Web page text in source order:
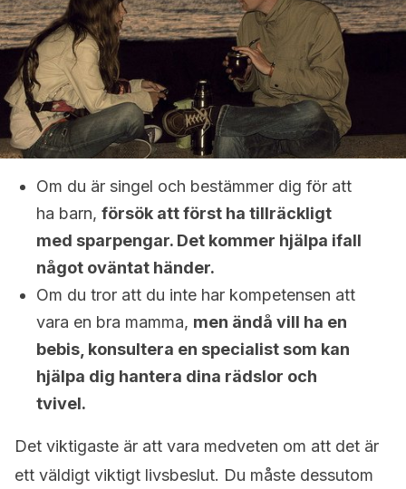
Om du är singel och bestämmer dig för att
ha barn, försök att först ha tillräckligt
med sparpengar. Det kommer hjälpa ifall
något oväntat händer.
Om du tror att du inte har kompetensen att
vara en bra mamma, men ändå vill ha en
bebis, konsultera en specialist som kan
hjälpa dig hantera dina rädslor och
tvivel.
Det viktigaste är att vara medveten om att det är
ett väldigt viktigt livsbeslut. Du måste dessutom